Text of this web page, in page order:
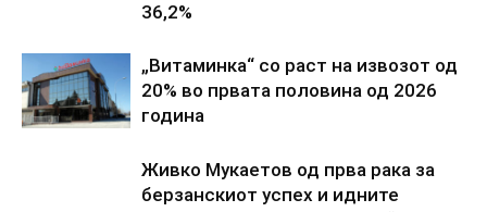
36,2%
„Витаминка“ со раст на извозот од
20% во првата половина од 2026
година
Живко Мукаетов од прва рака за
берзанскиот успех и идните